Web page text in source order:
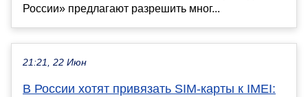
России» предлагают разрешить мног...
21:21, 22 Июн
В России хотят привязать SIM-карты к IMEI: